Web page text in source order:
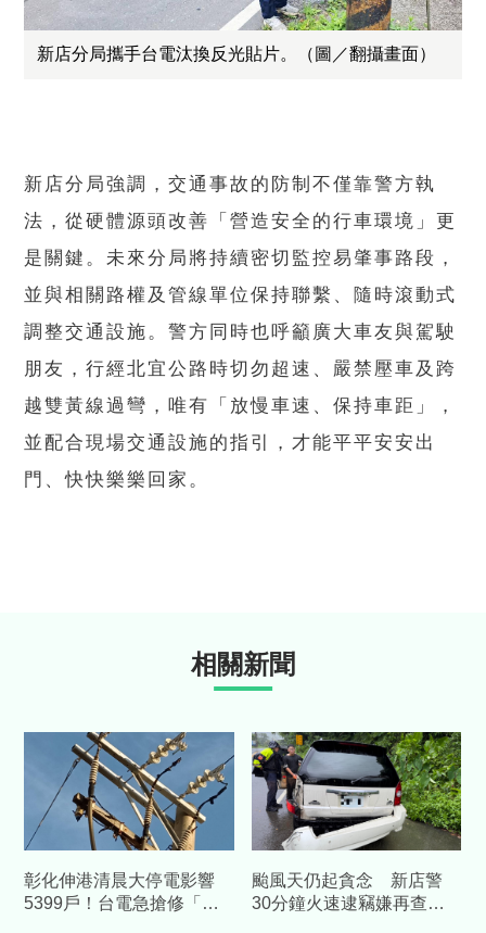
新店分局攜手台電汰換反光貼片。（圖／翻攝畫面）
新店分局強調，交通事故的防制不僅靠警方執
法，從硬體源頭改善「營造安全的行車環境」更
是關鍵。未來分局將持續密切監控易肇事路段，
並與相關路權及管線單位保持聯繫、隨時滾動式
調整交通設施。警方同時也呼籲廣大車友與駕駛
朋友，行經北宜公路時切勿超速、嚴禁壓車及跨
越雙黃線過彎，唯有「放慢車速、保持車距」，
並配合現場交通設施的指引，才能平平安安出
門、快快樂樂回家。
相關新聞
彰化伸港清晨大停電影響
5399戶！台電急搶修「肇
颱風天仍起貪念 新店警
30分鐘火速逮竊嫌再查獲